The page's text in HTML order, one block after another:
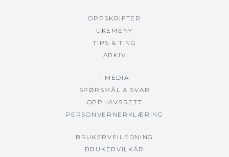
OPPSKRIFTER
UKEMENY
TIPS & TING
ARKIV
I MEDIA
SPØRSMÅL & SVAR
OPPHAVSRETT
PERSONVERNERKLÆRING
BRUKERVEILEDNING
BRUKERVILKÅR